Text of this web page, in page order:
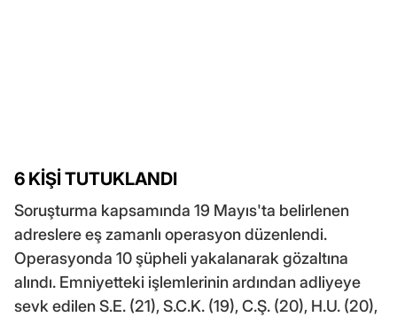
6 KİŞİ TUTUKLANDI
Soruşturma kapsamında 19 Mayıs'ta belirlenen
adreslere eş zamanlı operasyon düzenlendi.
Operasyonda 10 şüpheli yakalanarak gözaltına
alındı. Emniyetteki işlemlerinin ardından adliyeye
sevk edilen S.E. (21), S.C.K. (19), C.Ş. (20), H.U. (20),